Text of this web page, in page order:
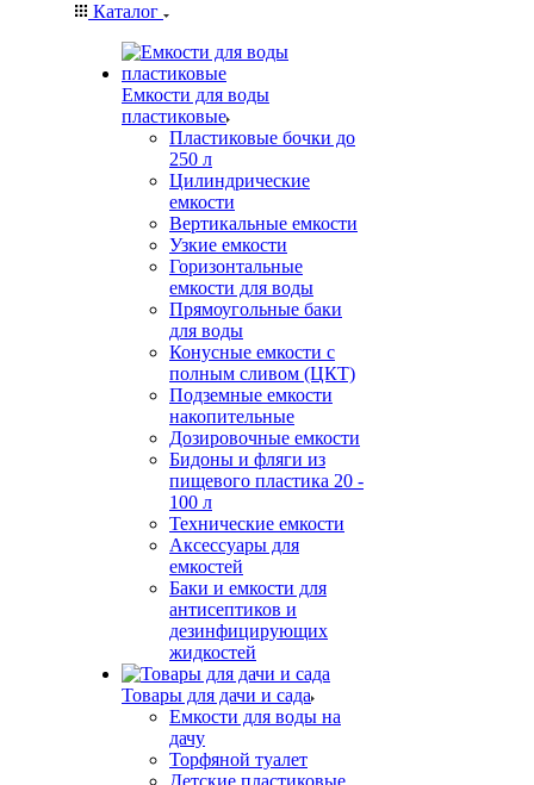
Каталог
Емкости для воды
пластиковые
Пластиковые бочки до
250 л
Цилиндрические
емкости
Вертикальные емкости
Узкие емкости
Горизонтальные
емкости для воды
Прямоугольные баки
для воды
Конусные емкости с
полным сливом (ЦКТ)
Подземные емкости
накопительные
Дозировочные емкости
Бидоны и фляги из
пищевого пластика 20 -
100 л
Технические емкости
Аксессуары для
емкостей
Баки и емкости для
антисептиков и
дезинфицирующих
жидкостей
Товары для дачи и сада
Емкости для воды на
дачу
Торфяной туалет
Детские пластиковые